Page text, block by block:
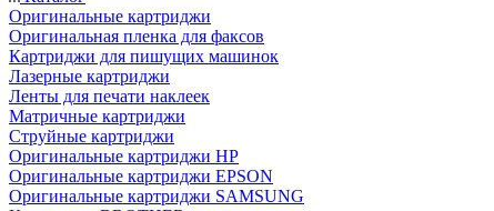
Оригинальные картриджи
Оригинальная пленка для факсов
Картриджи для пишущих машинок
Лазерные картриджи
Ленты для печати наклеек
Матричные картриджи
Струйные картриджи
Оригинальные картриджи HP
Оригинальные картриджи EPSON
Оригинальные картриджи SAMSUNG